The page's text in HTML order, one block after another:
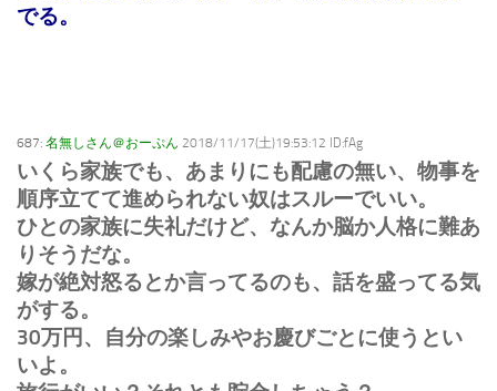
でる。
687: 名無しさん＠おーぷん 2018/11/17(土)19:53:12 ID:fAg
いくら家族でも、あまりにも配慮の無い、物事を
順序立てて進められない奴はスルーでいい。
ひとの家族に失礼だけど、なんか脳か人格に難あ
りそうだな。
嫁が絶対怒るとか言ってるのも、話を盛ってる気
がする。
30万円、自分の楽しみやお慶びごとに使うとい
いよ。